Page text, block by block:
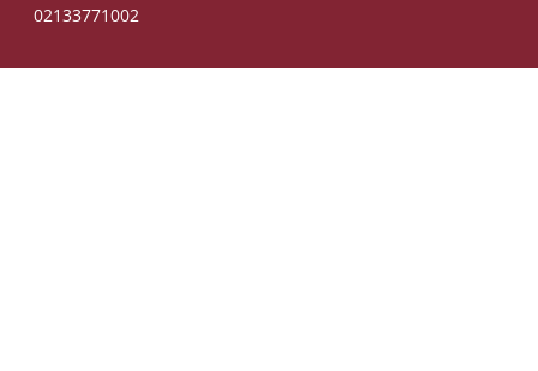
02133771002